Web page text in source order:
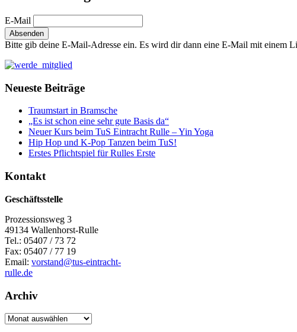
E-Mail
Bitte gib deine E-Mail-Adresse ein. Es wird dir dann eine E-Mail mit einem
Neueste Beiträge
Traumstart in Bramsche
„Es ist schon eine sehr gute Basis da“
Neuer Kurs beim TuS Eintracht Rulle – Yin Yoga
Hip Hop und K-Pop Tanzen beim TuS!
Erstes Pflichtspiel für Rulles Erste
Kontakt
Geschäftsstelle
Prozessionsweg 3
49134 Wallenhorst-Rulle
Tel.: 05407 / 73 72
Fax: 05407 / 77 19
Email: vorstand@tus-eintracht-
rulle.de
Archiv
Archiv